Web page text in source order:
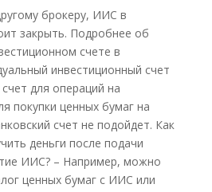
брокеру, ИИС в
закрыть. Подробнее об
счете в
инвестиционный счет
для операций на
покупки ценных бумаг на
счет не подойдет. Как
деньги после подачи
ИИС? – Например, можно
ценных бумаг с ИИС или